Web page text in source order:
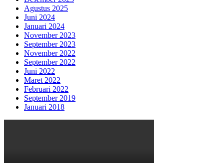
Agustus 2025
Juni 2024
Januari 2024
November 2023
September 2023
November 2022
September 2022
Juni 2022
Maret 2022
Februari 2022
September 2019
Januari 2018